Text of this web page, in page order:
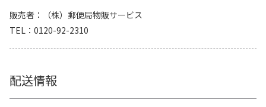
販売者
（株）郵便局物販サービス
TEL
0120-92-2310
配送情報